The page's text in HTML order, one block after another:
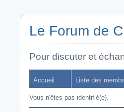
Le Forum de
Pour discuter et
Accueil Liste des
Vous n'êtes pas identifié(e).